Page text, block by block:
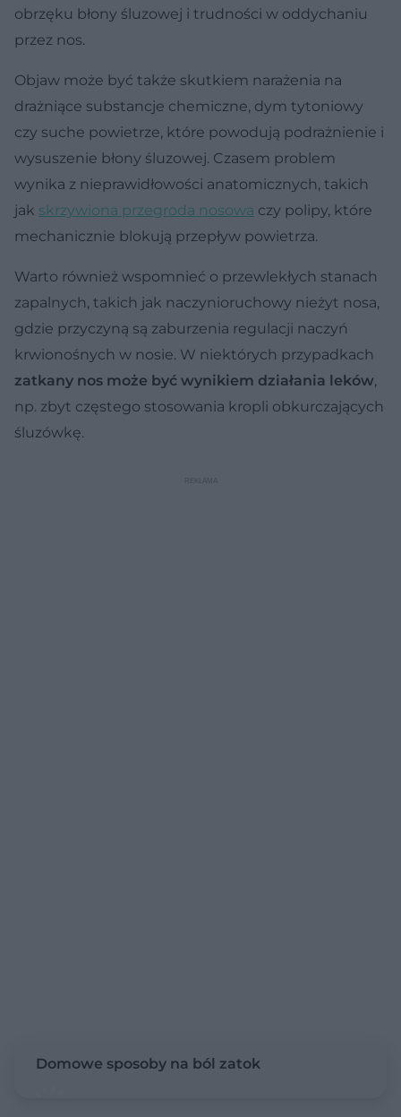
obrzęku błony śluzowej i trudności w oddychaniu
przez nos.
Objaw może być także skutkiem narażenia na
drażniące substancje chemiczne, dym tytoniowy
czy suche powietrze, które powodują podrażnienie i
wysuszenie błony śluzowej. Czasem problem
wynika z nieprawidłowości anatomicznych, takich
jak skrzywiona przegroda nosowa czy polipy, które
mechanicznie blokują przepływ powietrza.
Warto również wspomnieć o przewlekłych stanach
zapalnych, takich jak naczynioruchowy nieżyt nosa,
gdzie przyczyną są zaburzenia regulacji naczyń
krwionośnych w nosie. W niektórych przypadkach
zatkany nos może być wynikiem działania leków,
np. zbyt częstego stosowania kropli obkurczających
śluzówkę.
Domowe sposoby na ból zatok